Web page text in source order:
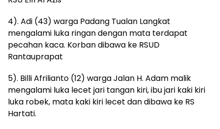
4). Adi (43) warga Padang Tualan Langkat
mengalami luka ringan dengan mata terdapat
pecahan kaca. Korban dibawa ke RSUD
Rantauprapat
5). Billi Afrilianto (12) warga Jalan H. Adam malik
mengalami luka lecet jari tangan kiri, ibu jari kaki kiri
luka robek, mata kaki kiri lecet dan dibawa ke RS
Hartati.